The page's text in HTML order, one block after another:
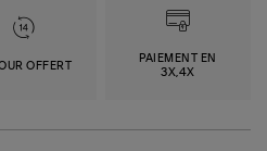
OFFERT
PAIEMENT EN
3X,4X